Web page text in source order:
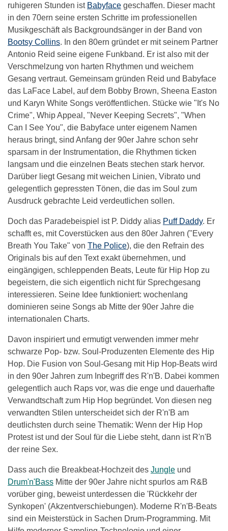
ruhigeren Stunden ist Babyface geschaffen. Dieser macht
in den 70ern seine ersten Schritte im professionellen
Musikgeschäft als Backgroundsänger in der Band von
Bootsy Collins. In den 80ern gründet er mit seinem Partner
Antonio Reid seine eigene Funkband. Er ist also mit der
Verschmelzung von harten Rhythmen und weichem
Gesang vertraut. Gemeinsam gründen Reid und Babyface
das LaFace Label, auf dem Bobby Brown, Sheena Easton
und Karyn White Songs veröffentlichen. Stücke wie "It's No
Crime", Whip Appeal, "Never Keeping Secrets", "When
Can I See You", die Babyface unter eigenem Namen
heraus bringt, sind Anfang der 90er Jahre schon sehr
sparsam in der Instrumentation, die Rhythmen ticken
langsam und die einzelnen Beats stechen stark hervor.
Darüber liegt Gesang mit weichen Linien, Vibrato und
gelegentlich gepressten Tönen, die das im Soul zum
Ausdruck gebrachte Leid verdeutlichen sollen.
Doch das Paradebeispiel ist P. Diddy alias Puff Daddy. Er
schafft es, mit Coverstücken aus den 80er Jahren ("Every
Breath You Take" von The Police), die den Refrain des
Originals bis auf den Text exakt übernehmen, und
eingängigen, schleppenden Beats, Leute für Hip Hop zu
begeistern, die sich eigentlich nicht für Sprechgesang
interessieren. Seine Idee funktioniert: wochenlang
dominieren seine Songs ab Mitte der 90er Jahre die
internationalen Charts.
Davon inspiriert und ermutigt verwenden immer mehr
schwarze Pop- bzw. Soul-Produzenten Elemente des Hip
Hop. Die Fusion von Soul-Gesang mit Hip Hop-Beats wird
in den 90er Jahren zum Inbegriff des R'n'B. Dabei kommen
gelegentlich auch Raps vor, was die enge und dauerhafte
Verwandtschaft zum Hip Hop begründet. Von diesen neg
verwandten Stilen unterscheidet sich der R'n'B am
deutlichsten durch seine Thematik: Wenn der Hip Hop
Protest ist und der Soul für die Liebe steht, dann ist R'n'B
der reine Sex.
Dass auch die Breakbeat-Hochzeit des Jungle und
Drum'n'Bass Mitte der 90er Jahre nicht spurlos am R&B
vorüber ging, beweist unterdessen die 'Rückkehr der
Synkopen' (Akzentverschiebungen). Moderne R'n'B-Beats
sind ein Meisterstück in Sachen Drum-Programming. Mit